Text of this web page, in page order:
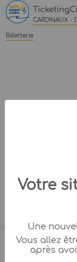
CARDINAUX -
Billetterie
Votre
Une
Vous allez
après